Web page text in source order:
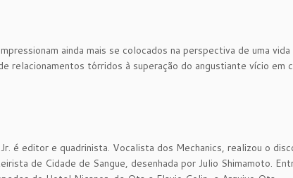
ainda mais se colocados na perspectiva de uma
relacionamentos tórridos à superação do angustiante vício em
é editor e quadrinista. Vocalista dos Mechanics, realizou o
de Cidade de Sangue, desenhada por Julio Shimamoto.